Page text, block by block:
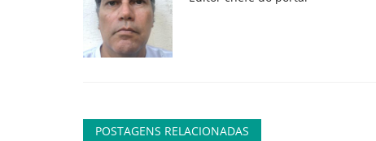
POSTAGENS RELACIONADAS